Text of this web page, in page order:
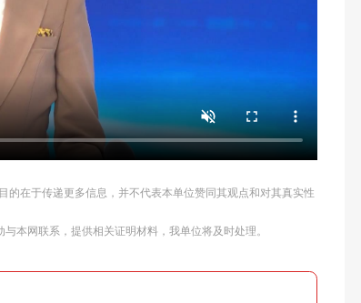
在于传递更多信息，并不代表本单位赞同其观点和对其真实性
本网联系，提供相关证明材料，我单位将及时处理。